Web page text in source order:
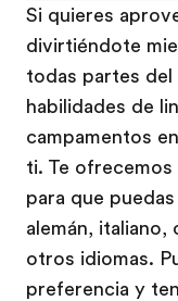
Si quieres
divirtiéndote
todas partes del
habilidades de
campamentos
ti. Te ofrecemos
para que
alemán,
otros idiomas.
preferencia y